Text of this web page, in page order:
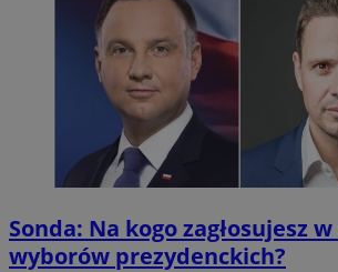
Sonda: Na kogo zagłosujesz
wyborów prezydenckich?